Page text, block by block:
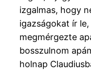
izgalmas, hogy
igazságokat ír
megmérgezte
bosszulnom
holnap